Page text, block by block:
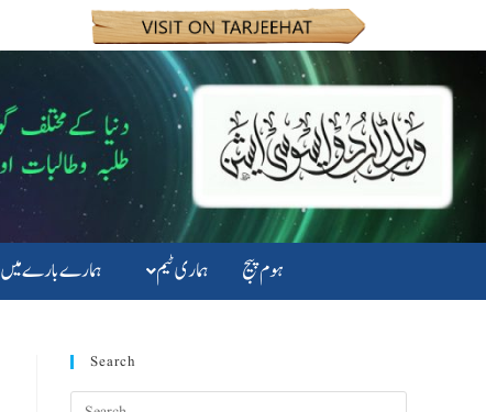
ہوم پیج ہماری ٹیم ہمارے بارے میں
Search